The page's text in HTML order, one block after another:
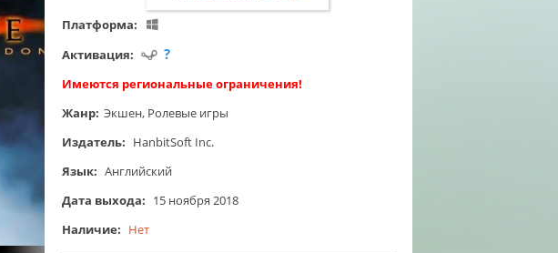
Платформа:
Активация:
?
Имеются региональные ограничения!
Жанр: Экшен, Ролевые игры
Издатель: HanbitSoft Inc.
Язык: Английский
Дата выхода: 15 ноября 2018
Наличие: Нет